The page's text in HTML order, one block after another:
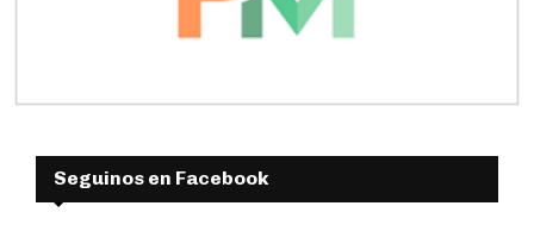
Seguinos en Facebook